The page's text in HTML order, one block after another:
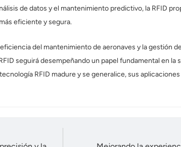
de datos y el mantenimiento predictivo, la RFID
eficiente y segura.
del mantenimiento de aeronaves y la gestión
seguirá desempeñando un papel fundamental en la
RFID madure y se generalice, sus